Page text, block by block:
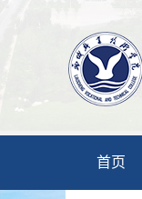
首页